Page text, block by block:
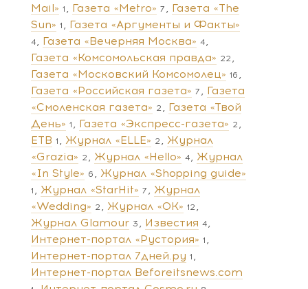
Mail» 1 Газета «Metro» 7
Газета «The
Sun» 1 Газета «Аргументы и Факты»
4 Газета «Вечерняя Москва» 4
Газета «Комсомольская правда» 22
Газета «Московский Комсомолец» 16
Газета «Российская газета» 7
Газета
«Смоленская газета» 2
Газета «Твой
День» 1 Газета «Экспресс-газета» 2
ЕТВ 1 Журнал «ELLE» 2
Журнал
«Grazia» 2 Журнал «Hello» 4
Журнал
«In Style» 6 Журнал «Shopping guide»
1 Журнал «StarHit» 7
Журнал
«Wedding» 2 Журнал «ОК» 12
Журнал Glamour 3 Известия 4
Интернет-портал «Рустория» 1
Интернет-портал 7дней.ру 1
Интернет-портал Beforeitsnews.com